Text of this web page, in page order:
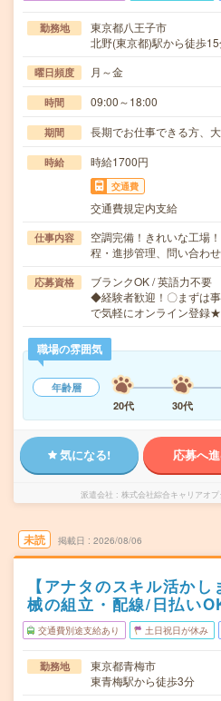
勤務地
東京都八王子市
北野(東京都)駅から徒歩
曜日頻度 月～金
時間 09:00～18:00
期間 長期でお仕事できる方、大
時給 時給1700円
交通費
交通費規定内支給
仕事内容
空調完備！きれいな工場
程・進捗管理、問い合わ
応募資格
ブランクOK / 英語力不要
◆経験者歓迎！〇まずは
で気軽にオンライン登録
職場の雰囲気
年齢層
20代
30代
気になる! 応募へ
派遣会社 株式会社綜合キャリアオ
未読 掲載日 2026/08/06
【アナタのスキル活か
械の組立・配線/日払い
交通費別途支給あり 土日祝日が休み
勤務地
東京都青梅市
東青梅駅から徒歩3分